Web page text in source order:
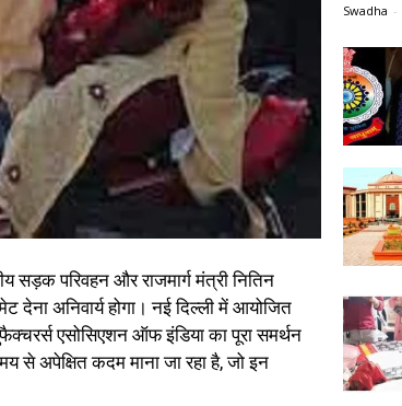
परिवहन और राजमार्ग मंत्री नितिन
देना अनिवार्य होगा। नई दिल्ली में आयोजित
एसोसिएशन ऑफ इंडिया का पूरा समर्थन
से अपेक्षित कदम माना जा रहा है, जो इन
Swadha -